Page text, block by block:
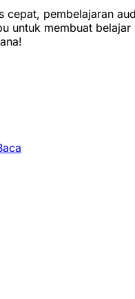
cepat, pembelajaran
untuk membuat belajar